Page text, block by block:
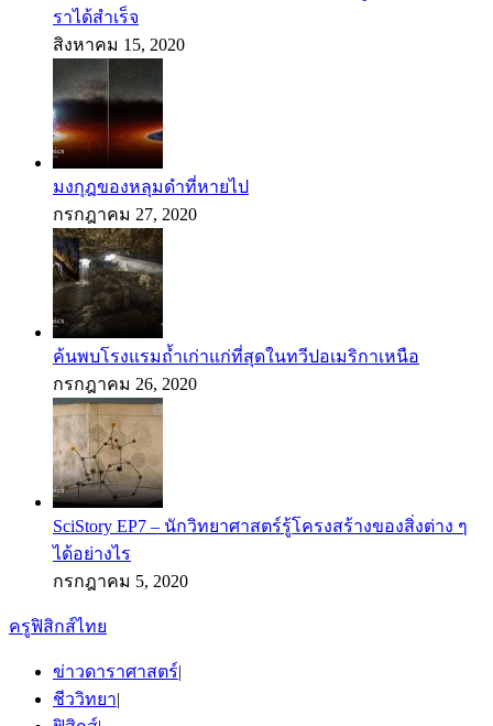
ราได้สำเร็จ
สิงหาคม 15, 2020
มงกุฎของหลุมดำที่หายไป
กรกฎาคม 27, 2020
ค้นพบโรงแรมถ้ำเก่าแก่ที่สุดในทวีปอเมริกาเหนือ
กรกฎาคม 26, 2020
SciStory EP7 – นักวิทยาศาสตร์รู้โครงสร้างของสิ่งต่าง ๆ
ได้อย่างไร
กรกฎาคม 5, 2020
ครูฟิสิกส์ไทย
ข่าวดาราศาสตร์|
ชีววิทยา|